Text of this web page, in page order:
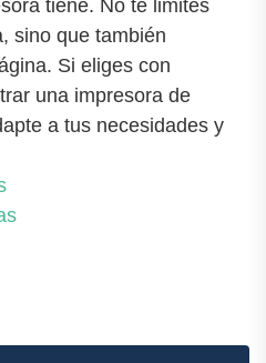
tiene. No te limites
sino que también
Si eliges con
una impresora de
a tus necesidades y